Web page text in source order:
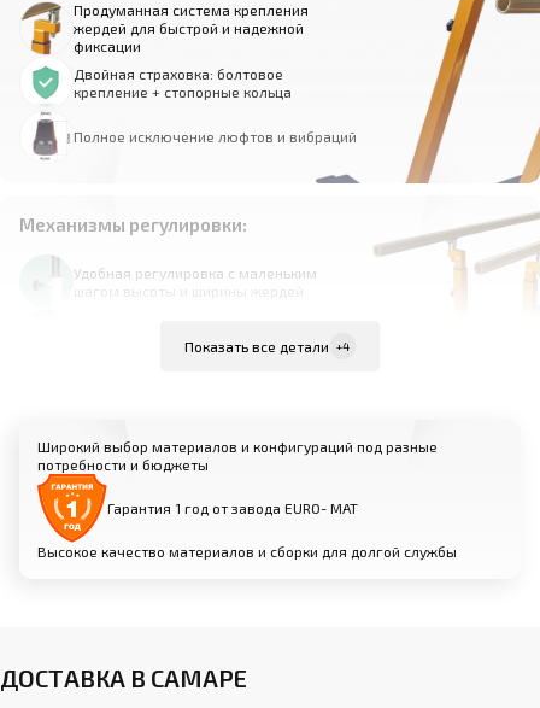
Продуманная система крепления
жердей для быстрой и надежной
фиксации
Двойная страховка: болтовое
крепление + стопорные кольца
Полное исключение люфтов и вибраций
Механизмы регулировки:
Удобная регулировка с маленьким
шагом высоты и ширины жердей
Растяжки и крепления:
Равномерное распределение нагрузки во время
выполнения упражнений
Показать все детали +4
Широкий выбор материалов и конфигураций под разные
потребности и бюджеты
Гарантия 1 год от завода EURO- МАТ
Высокое качество материалов и сборки для долгой службы
ДОСТАВКА В САМАРЕ